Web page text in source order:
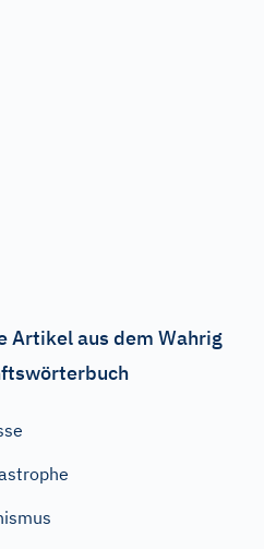
Artikel aus dem Wahrig